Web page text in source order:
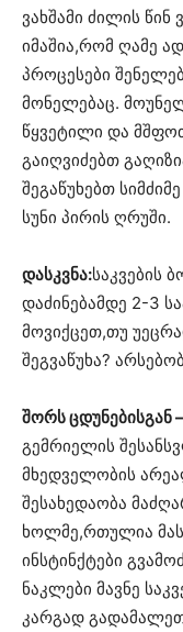
ვახშამი ძილის წინ
იმაშია,რომ ღამე
პროცესები
მონელებაც.
წყვეტილი და
გაიღვიძებთ
შეგაწუხებთ
სუნი პირის ღრუში.
დასკვნა:საკვების
დაძინებამდე 2-3
მოვიქცეთ,თუ
შეგვაწუხა?
შორს ცდუნებისგან –
გემრიელის
მხედველობის
შესახედაობა
ხოლმე,რთულია
ინსტინქტები
ნაკლები მავნე
კარგად